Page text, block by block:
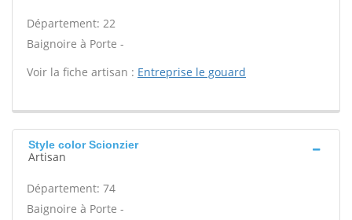
Département: 22
Baignoire à Porte -
Voir la fiche artisan : Entreprise le gouard
Style color Scionzier
Artisan
Département: 74
Baignoire à Porte -